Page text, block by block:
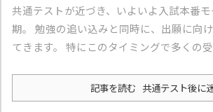
共通テストが近づき、いよいよ入試本番
期。 勉強の追い込みと同時に、出願に向
てきます。 特にこのタイミングで多くの
記事を読む 共通テスト後に